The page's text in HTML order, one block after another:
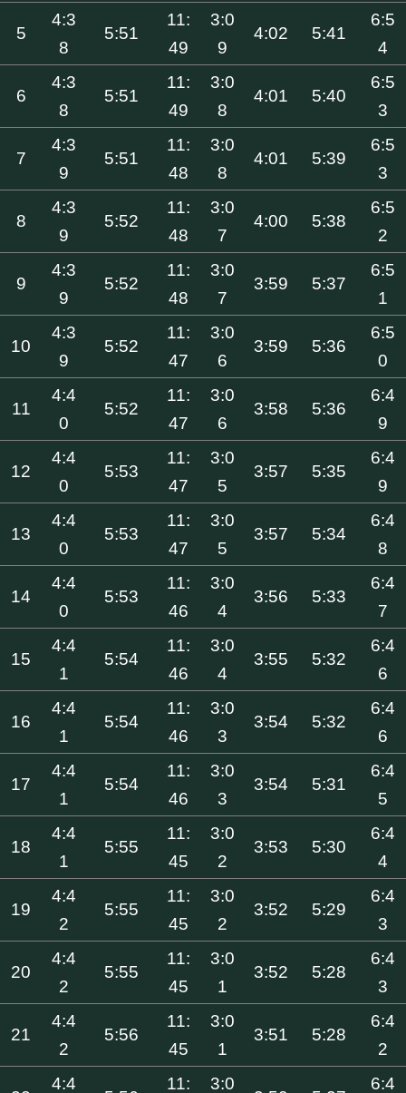
5
4:3
8
5:51
11:
49
3:0
9
4:02 5:41
6:5
4
6
4:3
8
5:51
11:
49
3:0
8
4:01 5:40
6:5
3
7
4:3
9
5:51
11:
48
3:0
8
4:01 5:39
6:5
3
8
4:3
9
5:52
11:
48
3:0
7
4:00 5:38
6:5
2
9
4:3
9
5:52
11:
48
3:0
7
3:59 5:37
6:5
1
10
4:3
9
5:52
11:
47
3:0
6
3:59 5:36
6:5
0
11
4:4
0
5:52
11:
47
3:0
6
3:58 5:36
6:4
9
12
4:4
0
5:53
11:
47
3:0
5
3:57 5:35
6:4
9
13
4:4
0
5:53
11:
47
3:0
5
3:57 5:34
6:4
8
14
4:4
0
5:53
11:
46
3:0
4
3:56 5:33
6:4
7
15
4:4
1
5:54
11:
46
3:0
4
3:55 5:32
6:4
6
16
4:4
1
5:54
11:
46
3:0
3
3:54 5:32
6:4
6
17
4:4
1
5:54
11:
46
3:0
3
3:54 5:31
6:4
5
18
4:4
1
5:55
11:
45
3:0
2
3:53 5:30
6:4
4
19
4:4
2
5:55
11:
45
3:0
2
3:52 5:29
6:4
3
20
4:4
2
5:55
11:
45
3:0
1
3:52 5:28
6:4
3
21
4:4
2
5:56
11:
45
3:0
1
3:51 5:28
6:4
2
4:4
11:
3:0
6:4